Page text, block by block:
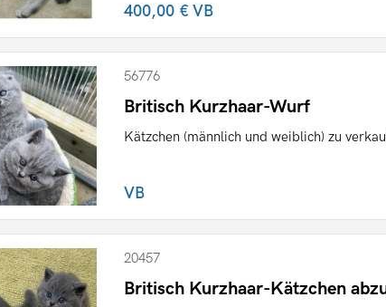
400,00 €VB
56776
Britisch Kurzhaar-Wurf
Kätzchen (männlich und weiblich) zu
VB
20457
Britisch Kurzhaar-Kätzchen